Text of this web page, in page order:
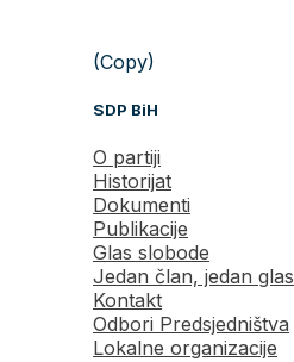
(Copy)
SDP BiH
O partiji
Historijat
Dokumenti
Publikacije
Glas slobode
Jedan član, jedan glas
Kontakt
Odbori Predsjedništva
Lokalne organizacije